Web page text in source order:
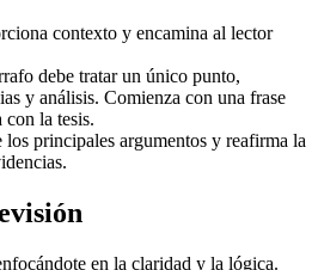
contexto y encamina al lector
debe tratar un único punto,
y análisis. Comienza con una frase
con la tesis.
los principales argumentos y reafirma la
en la claridad y la lógica.